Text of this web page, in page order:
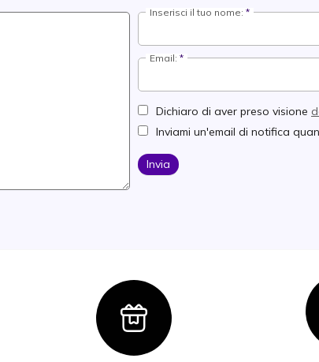
Inserisci il tuo nome:
Email:
Dichiaro di aver preso visione
Inviami un'email di notifica
Invia
Icon